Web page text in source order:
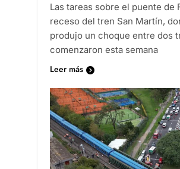
Las tareas sobre el puente de
receso del tren San Martín,
produjo un choque entre dos
comenzaron esta semana
Leer más